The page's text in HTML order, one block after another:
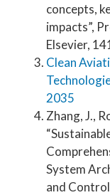
concepts,
impacts”,
Elsevier,
Clean
2035
Zhang, J.,
System
and